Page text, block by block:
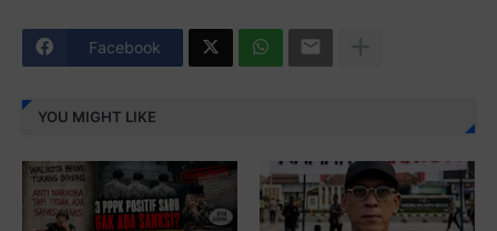
Facebook
YOU MIGHT LIKE